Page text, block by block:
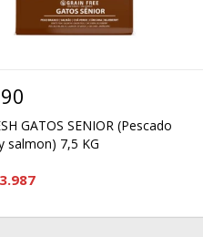
GATOS SENIOR (Pescado
salmon) 7,5 KG
3.987